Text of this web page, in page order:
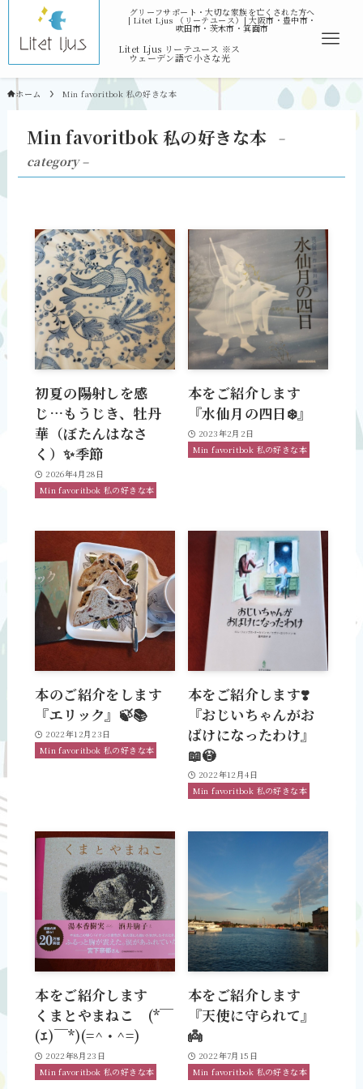
ホーム Min favoritbok 私の好きな本
Min favoritbok 私の好きな本
–
category –
初夏の陽射しを感
じ…もうじき、牡丹
華（ぼたんはなさ
く）✨季節
2026年4月28日
Min favoritbok 私の好きな本
本をご紹介します
『水仙月の四日❄️』
2023年2月2日
Min favoritbok 私の好きな本
本のご紹介をします
『エリック』🍃📚
2022年12月23日
Min favoritbok 私の好きな本
本をご紹介します❣️
『おじいちゃんがお
ばけになったわけ』
📖😳
2022年12月4日
Min favoritbok 私の好きな本
本をご紹介します
くまとやまねこ (*￣
(ｴ)￣*)(=^・^=)
2022年8月23日
Min favoritbok 私の好きな本
本をご紹介します
『天使に守られて』
👼
2022年7月15日
Min favoritbok 私の好きな本